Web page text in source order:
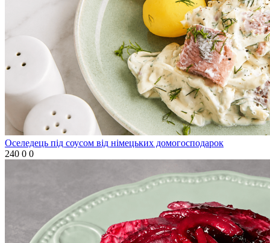
Оселедець під соусом від німецьких домогосподарок
240 0 0